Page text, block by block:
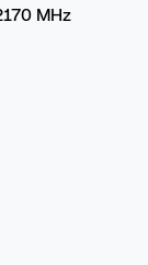
MHz